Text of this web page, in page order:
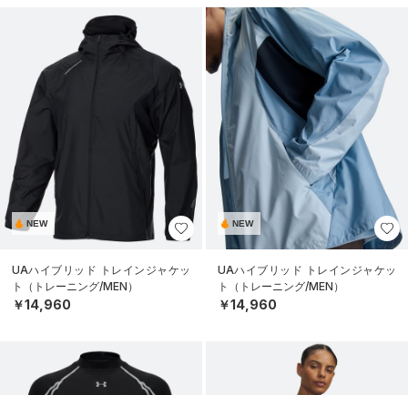
NEW
UAハイブリッド トレインジャケッ
ト（トレーニング/MEN）
￥14,960
NEW
UAハイブリッド トレインジャケッ
ト（トレーニング/MEN）
￥14,960